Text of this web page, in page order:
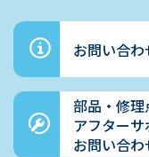
お問い合わ
部品・修
アフター
お問い合わ